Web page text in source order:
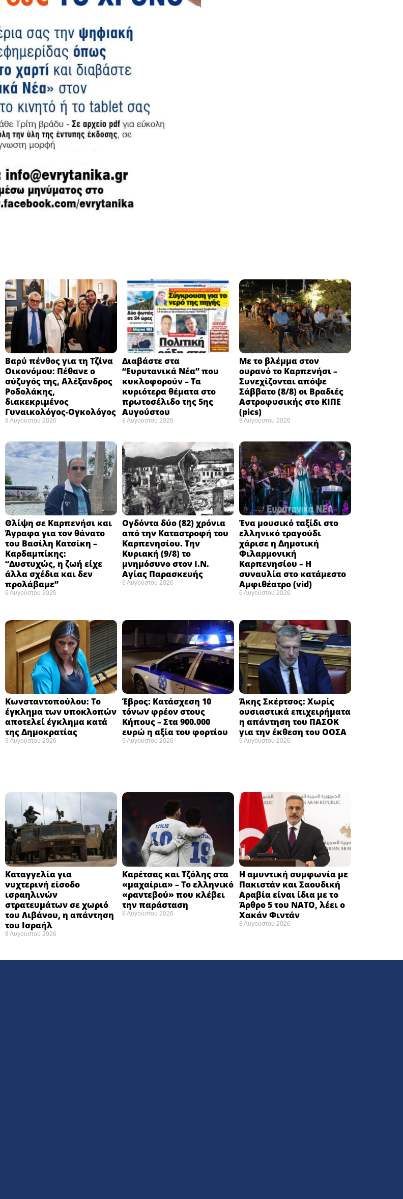
Βαρύ πένθος για τη Τζίνα
Οικονόμου: Πέθανε ο
σύζυγός της, Αλέξανδρος
Ροδολάκης,
διακεκριμένος
Γυναικολόγος-Ογκολόγος
8 Αυγούστου 2026
Διαβάστε στα
“Ευρυτανικά Νέα” που
κυκλοφορούν – Τα
κυριότερα θέματα στο
πρωτοσέλιδο της 5ης
Αυγούστου
8 Αυγούστου 2026
Με το βλέμμα στον
ουρανό το Καρπενήσι –
Συνεχίζονται απόψε
Σάββατο (8/8) οι Βραδιές
Αστροφυσικής στο ΚΙΠΕ
(pics)
8 Αυγούστου 2026
Θλίψη σε Καρπενήσι και
Άγραφα για τον θάνατο
του Βασίλη Κατσίκη –
Καρδαμπίκης:
“Δυστυχώς, η ζωή είχε
άλλα σχέδια και δεν
προλάβαμε”
6 Αυγούστου 2026
Ογδόντα δύο (82) χρόνια
από την Καταστροφή του
Καρπενησίου. Την
Κυριακή (9/8) το
μνημόσυνο στον Ι.Ν.
Αγίας Παρασκευής
6 Αυγούστου 2026
Ένα μουσικό ταξίδι στο
ελληνικό τραγούδι
χάρισε η Δημοτική
Φιλαρμονική
Καρπενησίου – Η
συναυλία στο κατάμεστο
Αμφιθέατρο (vid)
6 Αυγούστου 2026
Κωνσταντοπούλου: Το
έγκλημα των υποκλοπών
αποτελεί έγκλημα κατά
της Δημοκρατίας ​
9 Αυγούστου 2026
Έβρος: Κατάσχεση 10
τόνων φρέον στους
Κήπους – Στα 900.000
ευρώ η αξία του φορτίου ​
9 Αυγούστου 2026
Άκης Σκέρτσος: Χωρίς
ουσιαστικά επιχειρήματα
η απάντηση του ΠΑΣΟΚ
για την έκθεση του ΟΟΣΑ ​
9 Αυγούστου 2026
Καταγγελία για
νυχτερινή είσοδο
ισραηλινών
στρατευμάτων σε χωριό
του Λιβάνου, η απάντηση
του Ισραήλ
8 Αυγούστου 2026
Καρέτσας και Τζόλης στα
«μαχαίρια» – Το ελληνικό
«ραντεβού» που κλέβει
την παράσταση
8 Αυγούστου 2026
Η αμυντική συμφωνία με
Πακιστάν και Σαουδική
Αραβία είναι ίδια με το
Άρθρο 5 του ΝΑΤΟ, λέει ο
Χακάν Φιντάν
8 Αυγούστου 2026